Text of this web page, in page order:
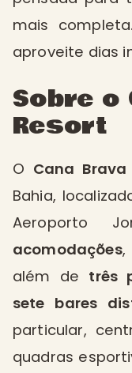
mais
aproveite dias
Sobre o
Resort
O Cana
Bahia,
Aeroporto
acomodações,
além de três
sete bares
particular,
quadras